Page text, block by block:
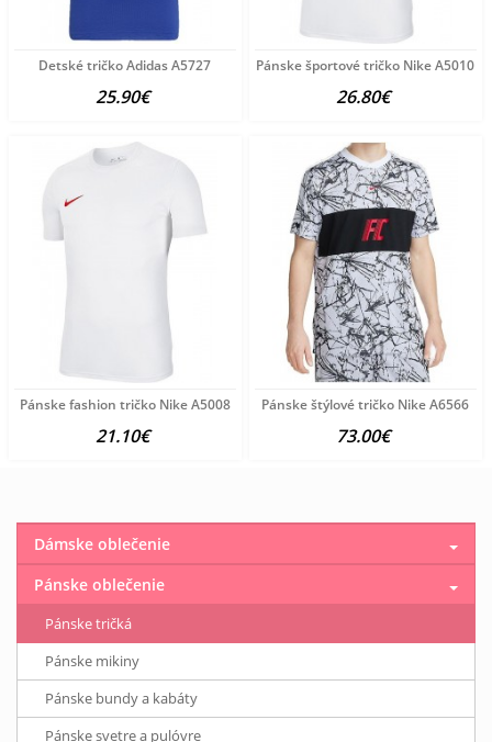
Detské tričko Adidas A5727
25.90€
Pánske športové tričko Nike A5010
26.80€
Pánske fashion tričko Nike A5008
21.10€
Pánske štýlové tričko Nike A6566
73.00€
Dámske oblečenie
Pánske oblečenie
Pánske tričká
Pánske mikiny
Pánske bundy a kabáty
Pánske svetre a pulóvre